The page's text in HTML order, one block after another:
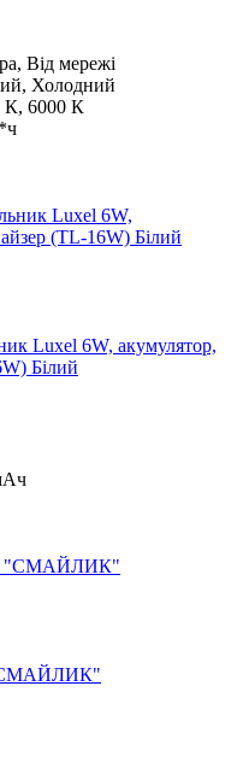
Від мережі
Холодний
К, 6000 К
Luxel 6W, акумулятор,
Білий
"СМАЙЛИК"